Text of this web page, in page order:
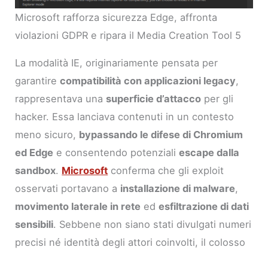
Microsoft rafforza sicurezza Edge, affronta
violazioni GDPR e ripara il Media Creation Tool 5
La modalità IE, originariamente pensata per
garantirecompatibilità con applicazioni legacy,
rappresentava una superficie d’attacco per gli
hacker. Essa lanciava contenuti in un contesto
meno sicuro, bypassando le difese di Chromium
ed Edge e consentendo potenzialiescape dalla
sandbox. Microsoft conferma che gli exploit
osservati portavano a installazione di malware,
movimento laterale in rete edesfiltrazione di dati
sensibili. Sebbene non siano stati divulgati numeri
precisi né identità degli attori coinvolti, il colosso